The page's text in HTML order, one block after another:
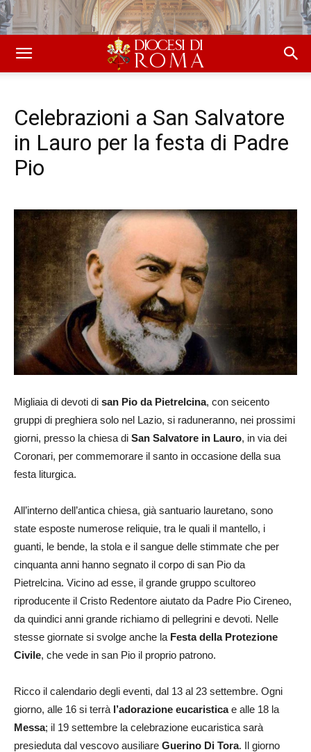
Celebrazioni a San Salvatore
in Lauro per la festa di Padre
Pio
Migliaia di devoti di san Pio da Pietrelcina, con seicento
gruppi di preghiera solo nel Lazio, si raduneranno, nei prossimi
giorni, presso la chiesa di San Salvatore in Lauro, in via dei
Coronari, per commemorare il santo in occasione della sua
festa liturgica.
All’interno dell’antica chiesa, già santuario lauretano, sono
state esposte numerose reliquie, tra le quali il mantello, i
guanti, le bende, la stola e il sangue delle stimmate che per
cinquanta anni hanno segnato il corpo di san Pio da
Pietrelcina. Vicino ad esse, il grande gruppo scultoreo
riproducente il Cristo Redentore aiutato da Padre Pio Cireneo,
da quindici anni grande richiamo di pellegrini e devoti. Nelle
stesse giornate si svolge anche la Festa della Protezione
Civile, che vede in san Pio il proprio patrono.
Ricco il calendario degli eventi, dal 13 al 23 settembre. Ogni
giorno, alle 16 si terrà l’adorazione eucaristicae alle 18 la
Messa; il 19 settembre la celebrazione eucaristica sarà
presieduta dal vescovo ausiliare Guerino Di Tora. Il giorno